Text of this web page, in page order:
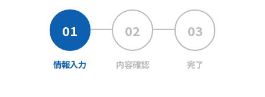
情報入力 内容確認 完了